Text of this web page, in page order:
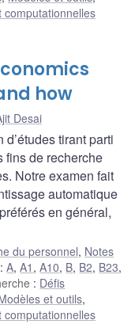
computationnelles
how
Desai
tirant parti
fins de recherche
Notre examen fait
automatique
en général,
du personnel, Notes
:A,A1 ,A10, B, B2, B23,
: Défis
et outils,
computationnelles